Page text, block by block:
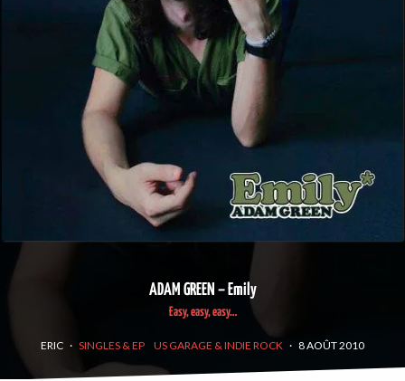
ADAM GREEN – Emily
Easy, easy, easy…
ERIC · SINGLES & EP US GARAGE & INDIE ROCK · 8 AOÛT 2010